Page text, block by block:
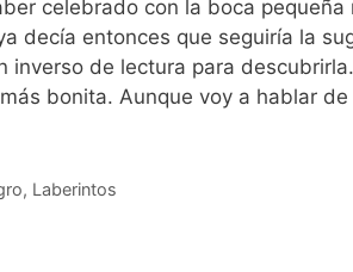
celebrado con la boca pequeña
decía entonces que seguiría la
inverso de lectura para
bonita. Aunque voy a hablar
, Laberintos